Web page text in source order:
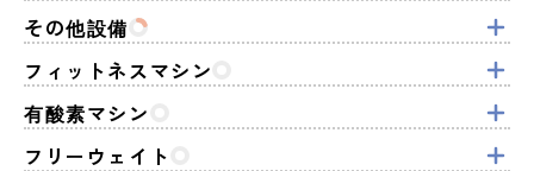
その他設備
フィットネスマシン
有酸素マシン
フリーウェイト